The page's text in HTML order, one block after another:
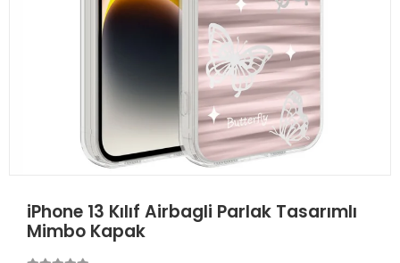
iPhone 13 Kılıf Airbagli Parlak Tasarımlı
Mimbo Kapak